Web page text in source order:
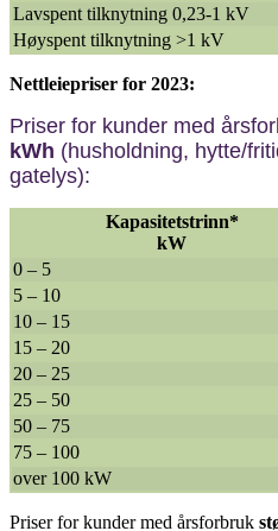
Lavspent tilknytning 0,23-1 kV
Høyspent tilknytning >1 kV
Nettleiepriser for 2023:
Priser for kunder med
kWh (husholdning, hytte/
gatelys):
Kapasitetstrinn*
kW
0 – 5
5 – 10
10 – 15
15 – 20
20 – 25
25 – 50
50 – 75
75 – 100
over 100 kW
Priser for kunder med årsforbruk